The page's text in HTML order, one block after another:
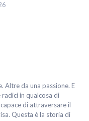
Altre da una passione. E
in qualcosa di
di attraversare il
Questa è la storia di